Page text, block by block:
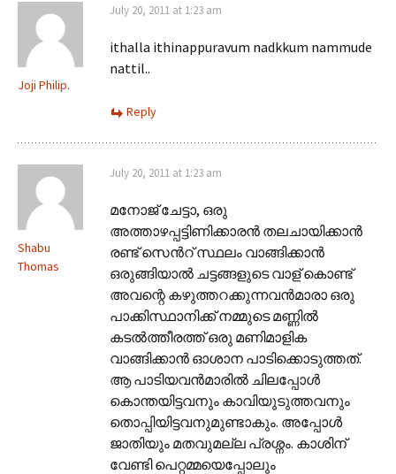
Joji Philip.
July 20, 2011 at 1:23 am
ithalla ithinappuravum nadkkum nammude
nattil..
Reply
Shabu
Thomas
July 20, 2011 at 1:23 am
മനോജ് ചേട്ടാ, ഒരു
അത്താഴപ്പട്ടിണിക്കാരന്‍ തലചായിക്കാന്‍
രണ്ട് സെന്‍റ് സ്ഥലം വാങ്ങിക്കാന്‍
ഒരുങ്ങിയാല്‍ ചട്ടങ്ങളുടെ വാള് കൊണ്ട്
അവന്റെ കഴുത്തറക്കുന്നവന്‍മാരാ ഒരു
പാക്കിസ്ഥാനിക്ക് നമ്മുടെ മണ്ണില്‍
കടല്‍ത്തീരത്ത് ഒരു മണിമാളിക
വാങ്ങിക്കാന്‍ ഓശാന പാടിക്കൊടുത്തത്.
ആ പാടിയവന്‍മാരില്‍ ചിലപ്പോള്‍
കൊന്തയിട്ടവനും കാവിയുടുത്തവനും
തൊപ്പിയിട്ടവനുമുണ്ടാകും. അപ്പോള്‍
ജാതിയും മതവുമല്ല പ്രശ്നം. കാശിന്
വേണ്ടി പെറ്റമ്മയെപ്പോലും